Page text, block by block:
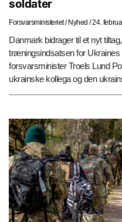
soldater
Forsvarsministeriet/ Nyhed /24.
Danmark bidrager til et nyt
træningsindsatsen for
forsvarsminister Troels Lund
ukrainske kollega og den